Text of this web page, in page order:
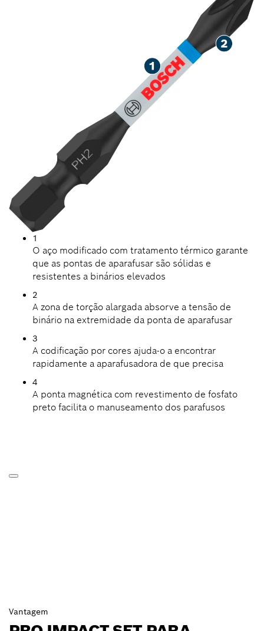
1
O aço modificado com tratamento térmico garante
que as pontas de aparafusar são sólidas e
resistentes a binários elevados
2
A zona de torção alargada absorve a tensão de
binário na extremidade da ponta de aparafusar
3
A codificação por cores ajuda-o a encontrar
rapidamente a aparafusadora de que precisa
4
A ponta magnética com revestimento de fosfato
preto facilita o manuseamento dos parafusos
Vantagem